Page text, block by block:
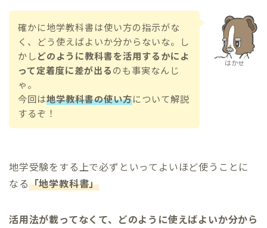
はかせ
確かに地学教科書は使い方の指示がな
く、どう使えばよいか分からないな。し
かしどのように教科書を活用するかによ
って定着度に差が出るのも事実なんじ
ゃ。
今回は地学教科書の使い方について解説
するぞ！
地学受験をする上で必ずといってよいほど使うことに
なる「地学教科書」
活用法が載ってなくて、どのように使えばよいか分から